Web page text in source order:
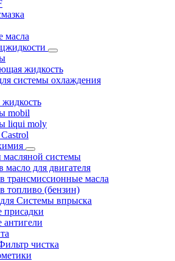
масла
жидкость
системы охлаждения
жидкость
mobil
liqui moly
системы
масло для двигателя
трансмиссионные масла
топливо (бензин)
Системы впрыска
присадки
антигели
чистка